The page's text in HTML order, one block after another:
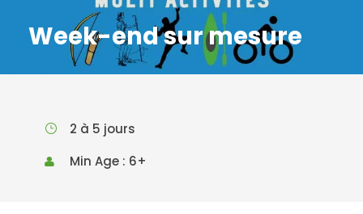
Week-end sur mesure
2 à 5 jours
Min Age : 6+